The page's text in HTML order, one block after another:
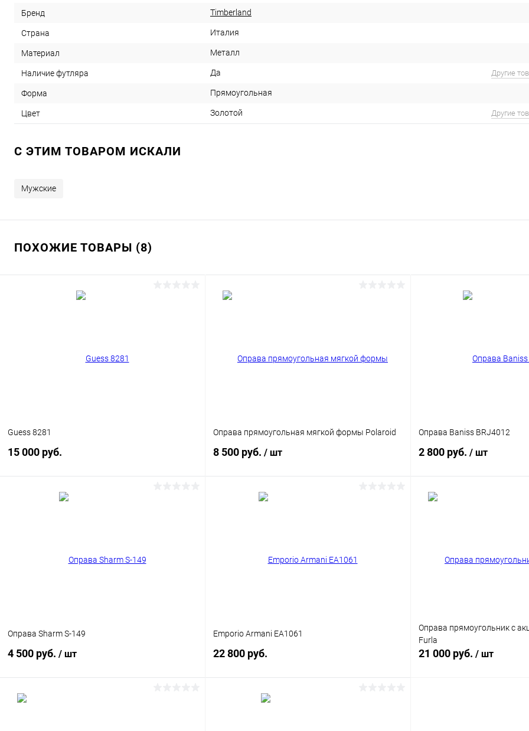
Бренд Timberland
Страна Италия
Материал Металл
Наличие футляра Да Другие
Форма Прямоугольная
Цвет Золотой Другие
C ЭТИМ ТОВАРОМ ИСКАЛИ
Мужские
ПОХОЖИЕ ТОВАРЫ (8)
Guess 8281
15 000 руб.
Оправа прямоугольная мягкой формы Polaroid
8 500 руб. / шт
Оправа Baniss BRJ4012
2 800 руб. / шт
Оправа Sharm S-149
4 500 руб. / шт
Emporio Armani EA1061
22 800 руб.
Оправа прямоугольник с
Furla
21 000 руб. / шт